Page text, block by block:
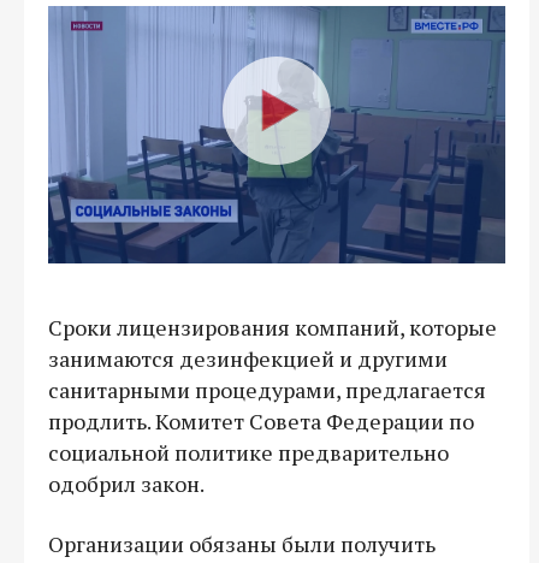
Сроки лицензирования компаний, которые
занимаются дезинфекцией и другими
санитарными процедурами, предлагается
продлить. Комитет Совета Федерации по
социальной политике предварительно
одобрил закон.
Организации обязаны были получить